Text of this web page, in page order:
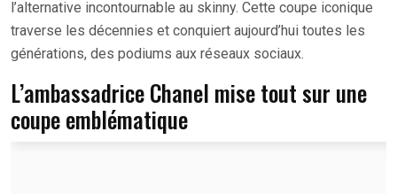
l’alternative incontournable au skinny. Cette coupe iconique
traverse les décennies et conquiert aujourd’hui toutes les
générations, des podiums aux réseaux sociaux.
L’ambassadrice Chanel mise tout sur une
coupe emblématique